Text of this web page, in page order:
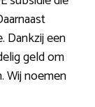
Dankzij een
geld om
Wij noemen